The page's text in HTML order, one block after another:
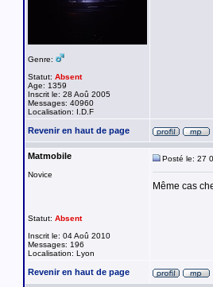
Genre:
Statut: Absent
Age: 1359
Inscrit le: 28 Aoû 2005
Messages: 40960
Localisation: I.D.F
Revenir en haut de page
Matmobile
Novice
Statut: Absent
Inscrit le: 04 Aoû 2010
Messages: 196
Localisation: Lyon
Posté le: 27
Même cas
Revenir en haut de page